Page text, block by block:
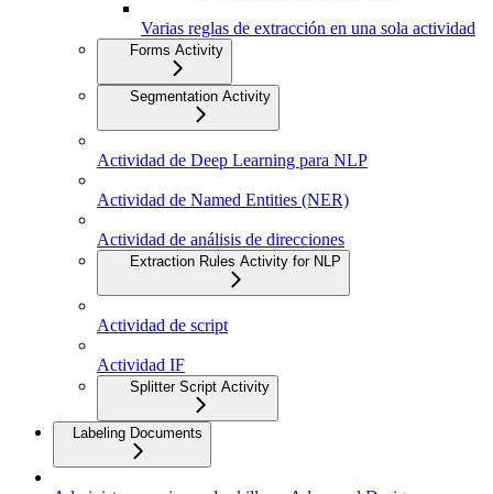
Varias reglas de extracción en una sola actividad
Forms Activity
Segmentation Activity
Actividad de Deep Learning para NLP
Actividad de Named Entities (NER)
Actividad de análisis de direcciones
Extraction Rules Activity for NLP
Actividad de script
Actividad IF
Splitter Script Activity
Labeling Documents